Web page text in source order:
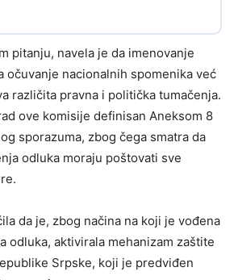
pitanju, navela je da imenovanje
očuvanje nacionalnih spomenika već
različita pravna i politička tumačenja.
ove komisije definisan Aneksom 8
sporazuma, zbog čega smatra da
odluka moraju poštovati sve
da je, zbog načina na koji je vođena
odluka, aktivirala mehanizam zaštite
Srpske, koji je predviđen